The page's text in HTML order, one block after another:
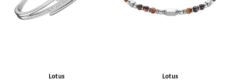
Lotus Lotus